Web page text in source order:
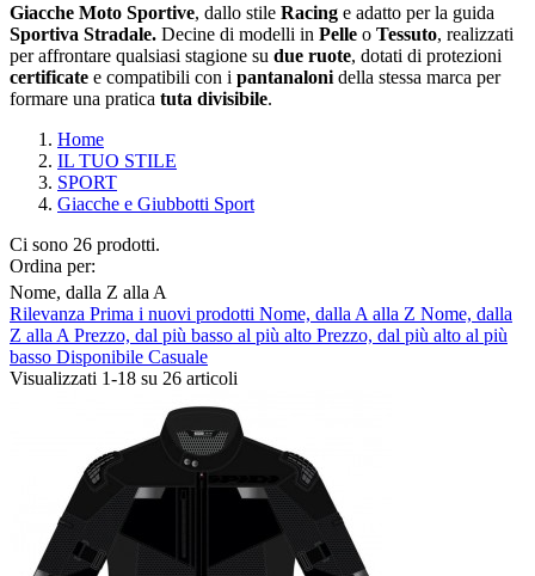
Giacche Moto Sportive, dallo stile Racing e adatto per la guida
Sportiva Stradale. Decine di modelli in Pelle o Tessuto, realizzati
per affrontare qualsiasi stagione su due ruote, dotati di protezioni
certificate e compatibili con i pantanaloni della stessa marca per
formare una pratica tuta divisibile.
Home
IL TUO STILE
SPORT
Giacche e Giubbotti Sport
Cancella filtri
Composizione
Gore-Tex/H2Out
7
Pelle Traforata
Tessuto 5
Tessuto Imp.
Tessuto Traforato
Ci sono 26 prodotti.
Ordina per:
Nome, dalla Z alla A
Rilevanza Prima i nuovi prodotti Nome, dalla A alla Z Nome, dalla
Z alla A Prezzo, dal più basso al più alto Prezzo, dal più alto al più
basso Disponibile Casuale
Visualizzati 1-18 su 26 articoli